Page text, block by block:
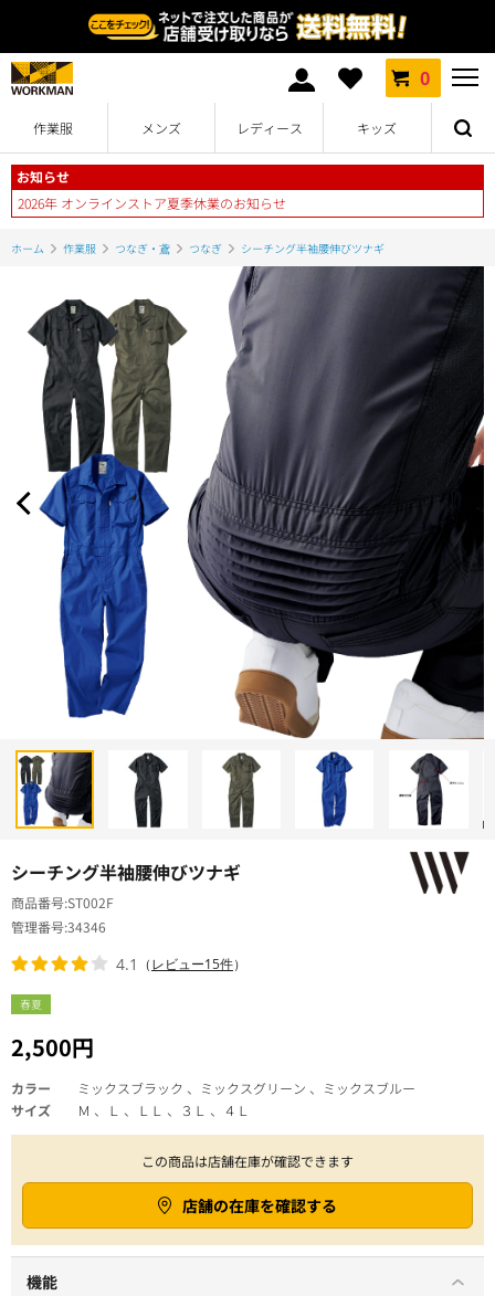
0
作業服 メンズ レディース キッズ
お知らせ
2026年 オンラインストア夏季休業のお知らせ
ホーム 作業服 つなぎ・鳶 つなぎ シーチング半袖腰伸びツナギ
シーチング半袖腰伸びツナギ
春夏
2,500円
商品番号 ST002F
管理番号34346
4.1 （レビュー15件）
カラー
ミックスブラック 、ミックスグリーン 、ミックスブルー
サイズ
Ｍ 、Ｌ 、ＬＬ 、３Ｌ 、４Ｌ
この商品は店舗在庫が確認できます
店舗の在庫を確認する
機能